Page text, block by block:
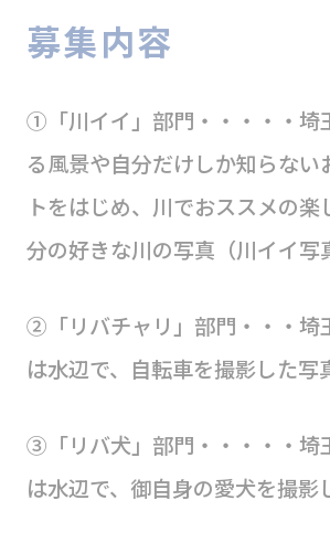
募集内容
①「川イイ」部門・・・・・埼
る風景や自分だけしか知らない
トをはじめ、川でおススメの楽
分の好きな川の写真（川イイ写
②「リバチャリ」部門・・・埼
は水辺で、自転車を撮影した写
③「リバ犬」部門・・・・・埼
は水辺で、御自身の愛犬を撮影